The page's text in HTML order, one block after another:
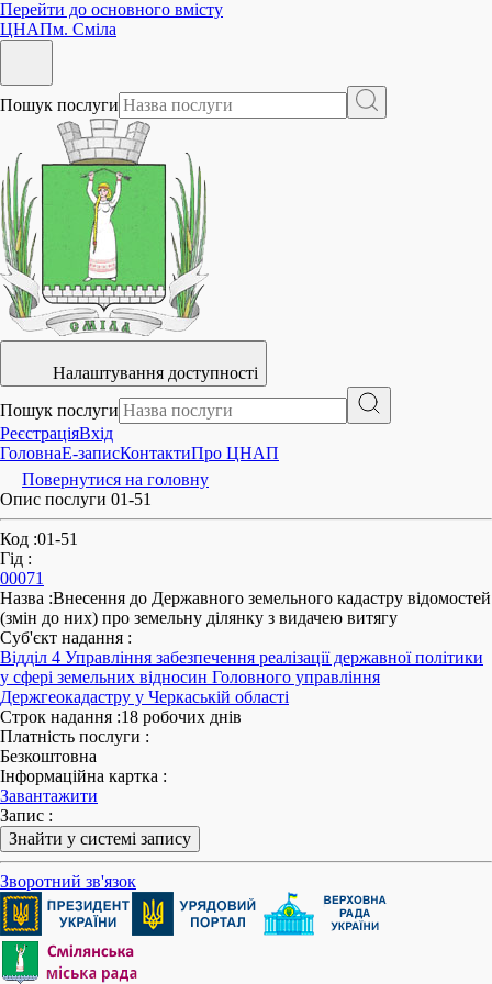
Перейти до основного вмісту
ЦНАПм. Сміла
Пошук послуги
Налаштування доступності
Пошук послуги
РеєстраціяВхід
ГоловнаE-записКонтактиПро ЦНАП
Повернутися на головну
Опис послуги 01-51
Код :01-51
Гід :
00071
Назва :Внесення до Державного земельного кадастру відомостей
(змін до них) про земельну ділянку з видачею витягу
Суб'єкт надання :
Відділ 4 Управління забезпечення реалізації державної політики
у сфері земельних відносин Головного управління
Держгеокадастру у Черкаській області
Строк надання :18 робочих днів
Платність послуги :
Безкоштовна
Інформаційна картка :
Завантажити
Запис :
Знайти у системі запису
Зворотний зв'язок